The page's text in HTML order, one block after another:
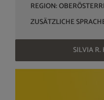
REGION:
ZUSÄTZLICHE
SILVIA